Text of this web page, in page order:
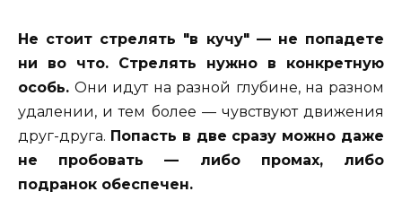
Не стоит стрелять "в кучу" — не попадете
ни во что. Стрелять нужно в конкретную
особь. Они идут на разной глубине, на разном
удалении, и тем более — чувствуют движения
друг-друга. Попасть в две сразу можно даже
не пробовать — либо промах, либо
подранок обеспечен.